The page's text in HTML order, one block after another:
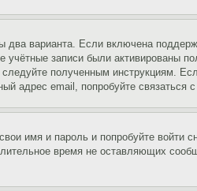
варианта. Если включена
записи были активированы
полученным инструкциям.
адрес email, попробуйте связаться
имя и пароль и попробуйте
время не оставляющих